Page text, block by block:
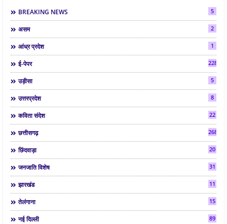
BREAKING NEWS 5
असम 2
आंध्र प्रदेश 1
ई-पेपर 2286
उड़ीसा 5
उत्तरप्रदेश 8
कविता संदेश 22
छत्तीसगढ़ 268
छिंदवाड़ा 20
जनजाति विशेष 31
झारखंड 11
तेलंगाना 15
नई दिल्ली 89